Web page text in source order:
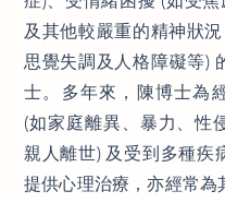
及其他較嚴重的精神狀況
思覺失調及人格障礙等)
士。多年來，陳博士為
(如家庭離異、暴力、性
親人離世) 及受到多種疾
提供心理治療，亦經常為